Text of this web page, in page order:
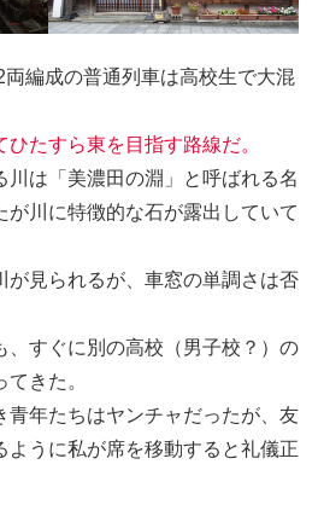
編成の普通列車は高校生で大混
たすら東を目指す路線だ。
川は「美濃田の淵」と呼ばれる名
が川に特徴的な石が露出していて
が見られるが、車窓の単調さは否
、すぐに別の高校（男子校？）の
きた。
青年たちはヤンチャだったが、友
ように私が席を移動すると礼儀正